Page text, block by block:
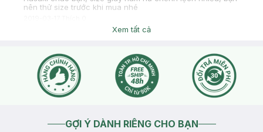
nên thử size trước khi mua nhé
Xem tất cả
GỢI Ý DÀNH RIÊNG CHO BẠN